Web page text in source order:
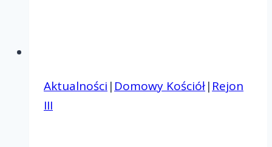
Aktualności | Domowy Kościół| Rejon
III